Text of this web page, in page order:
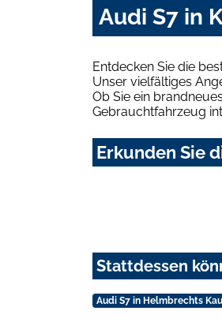
Audi S7 in
Entdecken Sie die
Unser vielfältiges
Ob Sie ein
Gebrauchtfahrzeug
Erkunden Sie
Stattdessen
Audi S7 in Helmbrechts